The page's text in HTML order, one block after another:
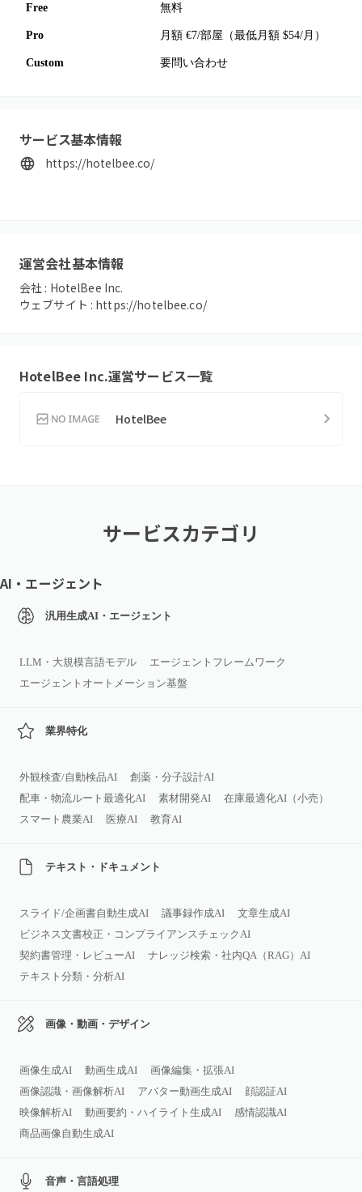
Free 無料
Pro 月額 €7/部屋（最低月額 $54/月）
Custom 要問い合わせ
サービス基本情報
https://hotelbee.co/
運営会社基本情報
会社 : HotelBee Inc.
ウェブサイト : https://hotelbee.co/
HotelBee Inc.運営サービス一覧
HotelBee
サービスカテゴリ
AI・エージェント
汎用生成AI・エージェント
LLM・大規模言語モデル
エージェントフレームワーク
エージェントオートメーション基盤
業界特化
外観検査/自動検品AI
創薬・分子設計AI
配車・物流ルート最適化AI
素材開発AI
在庫最適化AI（小売）
スマート農業AI
医療AI 教育AI
テキスト・ドキュメント
スライド/企画書自動生成AI 議事録作成AI
文章生成AI
ビジネス文書校正・コンプライアンスチェックAI
契約書管理・レビューAI
ナレッジ検索・社内QA（RAG）AI
テキスト分類・分析AI
画像・動画・デザイン
画像生成AI 動画生成AI
画像編集・拡張AI
画像認識・画像解析AI
アバター動画生成AI
顔認証AI
映像解析AI
動画要約・ハイライト生成AI
感情認識AI
商品画像自動生成AI
音声・言語処理